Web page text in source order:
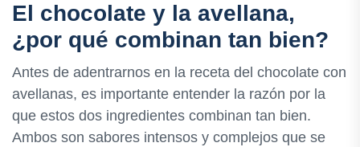
El chocolate y la avellana,
¿por qué combinan tan bien?
Antes de adentrarnos en la receta del chocolate con
avellanas, es importante entender la razón por la
que estos dos ingredientes combinan tan bien.
Ambos son sabores intensos y complejos que se